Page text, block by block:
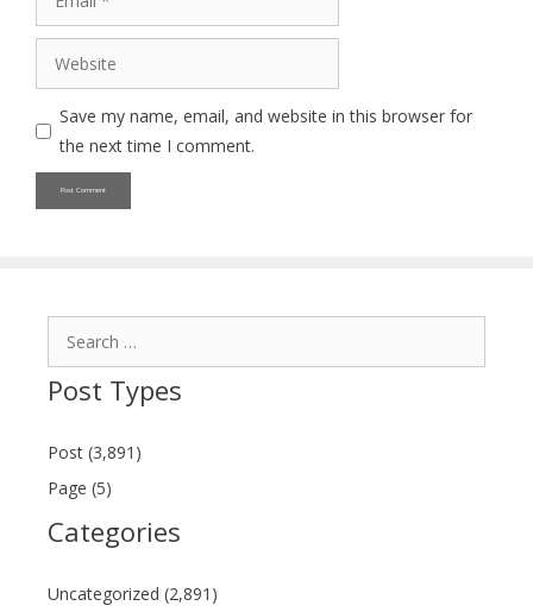
Website
Save my name, email, and website in this browser for
the next time I comment.
Post Types
Post (3,891)
Page (5)
Categories
Uncategorized (2,891)